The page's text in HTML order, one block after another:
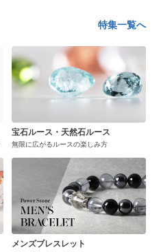
特集一覧へ
宝石ルース・天然石ルース
無限に広がるルースの楽しみ方
メンズブレスレット